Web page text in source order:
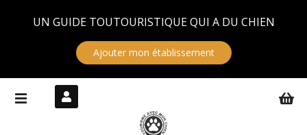
UN GUIDE TOUTOURISTIQUE QUI A DU CHIEN
Ajouter mon établissement